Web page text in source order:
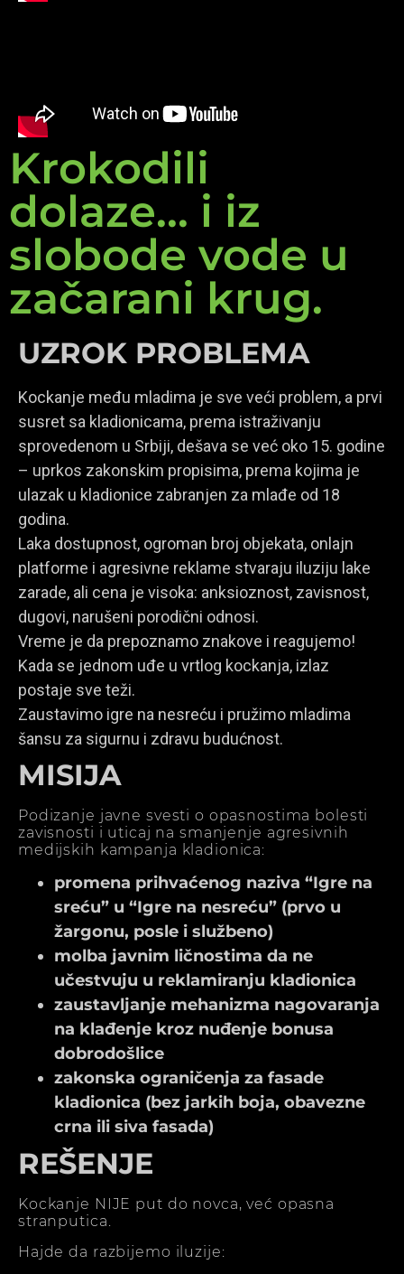
Krokodili
dolaze... i iz
slobode vode u
začarani krug.
UZROK PROBLEMA
Kockanje među mladima je sve veći problem, a prvi
susret sa kladionicama, prema istraživanju
sprovedenom u Srbiji, dešava se već oko 15. godine
– uprkos zakonskim propisima, prema kojima je
ulazak u kladionice zabranjen za mlađe od 18
godina.
Laka dostupnost, ogroman broj objekata, onlajn
platforme i agresivne reklame stvaraju iluziju lake
zarade, ali cena je visoka: anksioznost, zavisnost,
dugovi, narušeni porodični odnosi.
Vreme je da prepoznamo znakove i reagujemo!
Kada se jednom uđe u vrtlog kockanja, izlaz
postaje sve teži.
Zaustavimo igre na nesreću i pružimo mladima
šansu za sigurnu i zdravu budućnost.
MISIJA
Podizanje javne svesti o opasnostima bolesti
zavisnosti i uticaj na smanjenje agresivnih
medijskih kampanja kladionica:
promena prihvaćenog naziva “Igre na
sreću” u “Igre na nesreću” (prvo u
žargonu, posle i službeno)
molba javnim ličnostima da ne
učestvuju u reklamiranju kladionica
zaustavljanje mehanizma nagovaranja
na klađenje kroz nuđenje bonusa
dobrodošlice
zakonska ograničenja za fasade
kladionica (bez jarkih boja, obavezne
crna ili siva fasada)
REŠENJE
Kockanje NIJE put do novca, već opasna
stranputica.
Hajde da razbijemo iluzije: